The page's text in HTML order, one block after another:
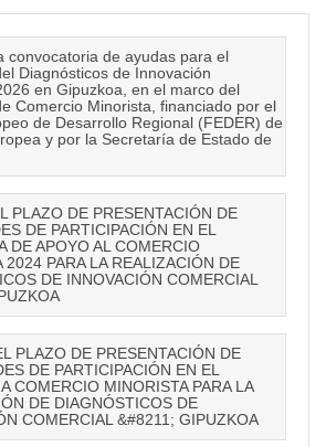
convocatoria de ayudas para el
Diagnósticos de Innovación
en Gipuzkoa, en el marco del
Comercio Minorista, financiado por el
de Desarrollo Regional (FEDER) de
y por la Secretaría de Estado de
PLAZO DE PRESENTACIÓN DE
DE PARTICIPACIÓN EN EL
DE APOYO AL COMERCIO
2024 PARA LA REALIZACIÓN DE
DE INNOVACIÓN COMERCIAL
PLAZO DE PRESENTACIÓN DE
DE PARTICIPACIÓN EN EL
COMERCIO MINORISTA PARA LA
DE DIAGNÓSTICOS DE
COMERCIAL &#8211; GIPUZKOA